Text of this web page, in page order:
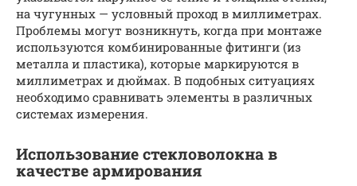
на чугунных — условный проход в миллиметрах.
Проблемы могут возникнуть, когда при монтаже
используются комбинированные фитинги (из
металла и пластика), которые маркируются в
миллиметрах и дюймах. В подобных ситуациях
необходимо сравнивать элементы в различных
системах измерения.
Использование стекловолокна в
качестве армирования